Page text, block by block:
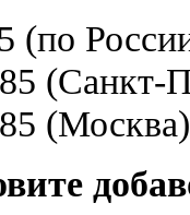
(по
(Санкт-
(Москва)